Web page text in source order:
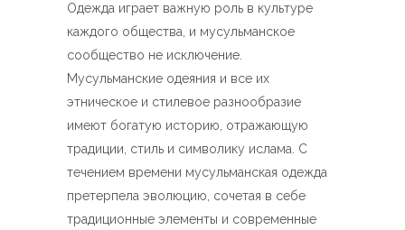
Одежда играет важную роль в культуре
каждого общества, и мусульманское
сообщество не исключение.
Мусульманские одеяния и все их
этническое и стилевое разнообразие
имеют богатую историю, отражающую
традиции, стиль и символику ислама. С
течением времени мусульманская одежда
претерпела эволюцию, сочетая в себе
традиционные элементы и современные